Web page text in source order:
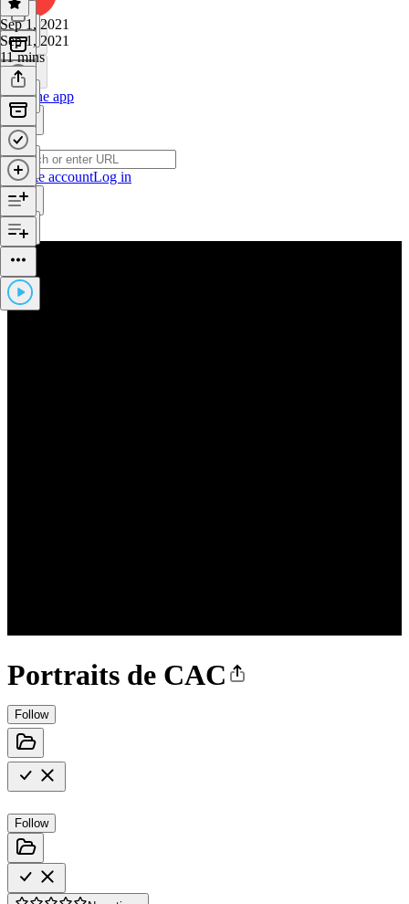
Get the app
Create accountLog in
Portraits de CAC
Follow
Follow
Sep 1, 2021
Sep 1, 2021
11 mins